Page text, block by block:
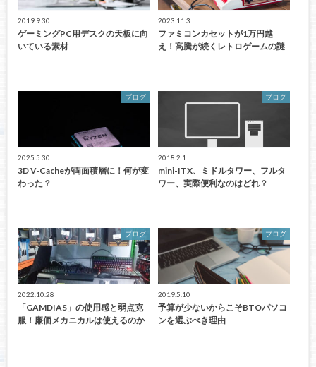
2019.9.30
ゲーミングPC用デスクの天板に向
いている素材
2023.11.3
ファミコンカセットが1万円越
え！高騰が続くレトロゲームの謎
ブログ
2025.5.30
3D V-Cacheが両面積層に！何が変
わった？
ブログ
2018.2.1
mini-ITX、ミドルタワー、フルタ
ワー、実際便利なのはどれ？
ブログ
2022.10.28
「GAMDIAS」の使用感と弱点克
服！廉価メカニカルは使えるのか
ブログ
2019.5.10
予算が少ないからこそBTOパソコ
ンを選ぶべき理由